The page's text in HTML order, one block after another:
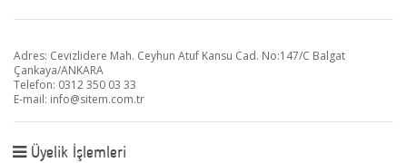
Adres: Cevizlidere Mah. Ceyhun Atuf Kansu Cad. No:147/C Balgat
Çankaya/ANKARA
Telefon: 0312 350 03 33
E-mail: info@sitem.com.tr
Üyelik İşlemleri